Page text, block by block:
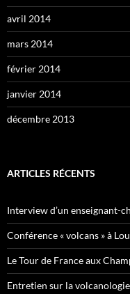
avril 2014
mars 2014
février 2014
janvier 2014
décembre 2013
ARTICLES RÉCENTS
Interview d’un enseignant-
Conférence « volcans » à
Le Tour de France aux
Entretien sur la volcanologie